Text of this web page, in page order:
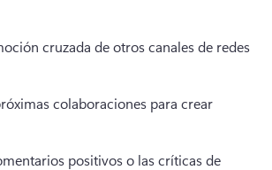
cruzada de otros canales de redes
colaboraciones para crear
positivos o las críticas de